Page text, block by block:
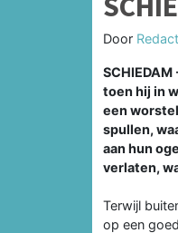
Door
toen hij in
een
spullen,
aan hun
verlaten,
Terwijl
op een